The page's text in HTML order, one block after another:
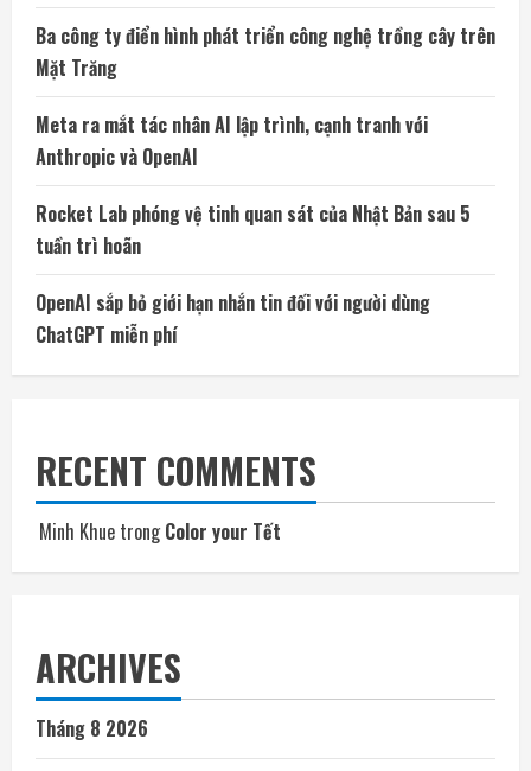
Ba công ty điển hình phát triển công nghệ trồng cây trên
Mặt Trăng
Meta ra mắt tác nhân AI lập trình, cạnh tranh với
Anthropic và OpenAI
Rocket Lab phóng vệ tinh quan sát của Nhật Bản sau 5
tuần trì hoãn
OpenAI sắp bỏ giới hạn nhắn tin đối với người dùng
ChatGPT miễn phí
RECENT COMMENTS
Minh Khue trongColor your Tết
ARCHIVES
Tháng 8 2026